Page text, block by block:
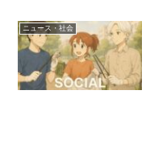
ニュース・社会